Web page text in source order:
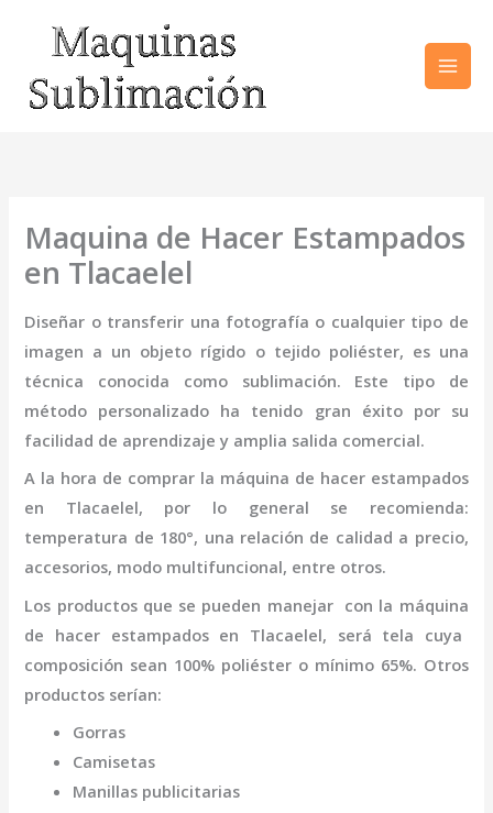
contenido
Maquina de Hacer Estampados
en Tlacaelel
Diseñar o transferir una fotografía o cualquier tipo de
imagen a un objeto rígido o tejido poliéster, es una
técnica conocida como sublimación. Este tipo de
método personalizado ha tenido gran éxito por su
facilidad de aprendizaje y amplia salida comercial.
A la hora de comprar la máquina de hacer estampados
en Tlacaelel, por lo general se recomienda:
temperatura de 180°, una relación de calidad a precio,
accesorios, modo multifuncional, entre otros.
Los productos que se pueden manejar con la máquina
de hacer estampados en Tlacaelel, será tela cuya
composición sean 100% poliéster o mínimo 65%. Otros
productos serían:
Gorras
Camisetas
Manillas publicitarias